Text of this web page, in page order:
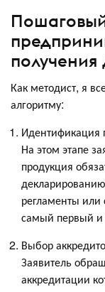
получения
Как методист, я
алгоритму:
Идентификация
На этом этапе
продукция
регламенты
самый первый
Выбор
Заявитель
аккредитации